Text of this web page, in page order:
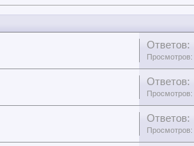
Ответов:
Просмотров:
Ответов:
Просмотров:
Ответов:
Просмотров: